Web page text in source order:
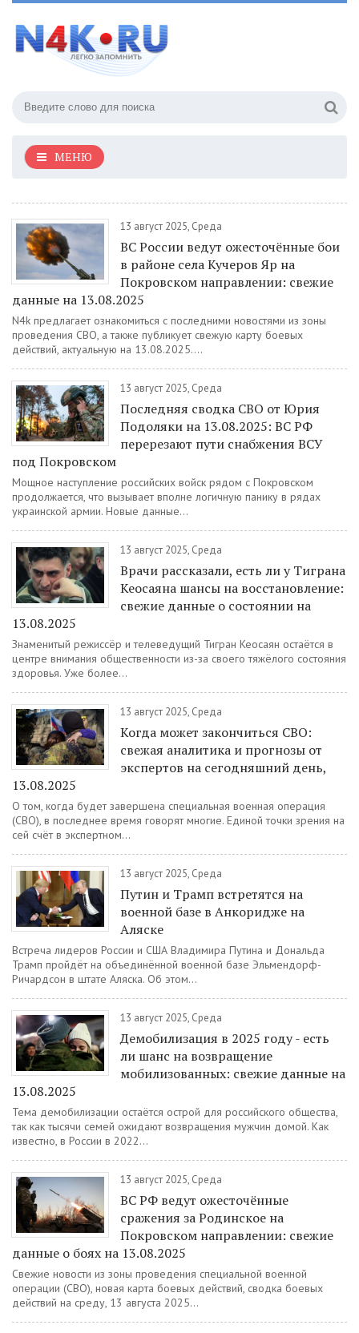
МЕНЮ
13 август 2025, Среда
ВС России ведут ожесточённые бои
в районе села Кучеров Яр на
Покровском направлении: свежие
данные на 13.08.2025
N4k предлагает ознакомиться с последними новостями из зоны
проведения СВО, а также публикует свежую карту боевых
действий, актуальную на 13.08.2025....
13 август 2025, Среда
Последняя сводка СВО от Юрия
Подоляки на 13.08.2025: ВС РФ
перерезают пути снабжения ВСУ
под Покровском
Мощное наступление российских войск рядом с Покровском
продолжается, что вызывает вполне логичную панику в рядах
украинской армии. Новые данные...
13 август 2025, Среда
Врачи рассказали, есть ли у Тиграна
Кеосаяна шансы на восстановление:
свежие данные о состоянии на
13.08.2025
Знаменитый режиссёр и телеведущий Тигран Кеосаян остаётся в
центре внимания общественности из-за своего тяжёлого состояния
здоровья. Уже более...
13 август 2025, Среда
Когда может закончиться СВО:
свежая аналитика и прогнозы от
экспертов на сегодняшний день,
13.08.2025
О том, когда будет завершена специальная военная операция
(СВО), в последнее время говорят многие. Единой точки зрения на
сей счёт в экспертном...
13 август 2025, Среда
Путин и Трамп встретятся на
военной базе в Анкоридже на
Аляске
Встреча лидеров России и США Владимира Путина и Дональда
Трамп пройдёт на объединённой военной базе Эльмендорф-
Ричардсон в штате Аляска. Об этом...
13 август 2025, Среда
Демобилизация в 2025 году - есть
ли шанс на возвращение
мобилизованных: свежие данные на
13.08.2025
Тема демобилизации остаётся острой для российского общества,
так как тысячи семей ожидают возвращения мужчин домой. Как
известно, в России в 2022...
13 август 2025, Среда
ВС РФ ведут ожесточённые
сражения за Родинское на
Покровском направлении: свежие
данные о боях на 13.08.2025
Свежие новости из зоны проведения специальной военной
операции (СВО), новая карта боевых действий, сводка боевых
действий на среду, 13 августа 2025...